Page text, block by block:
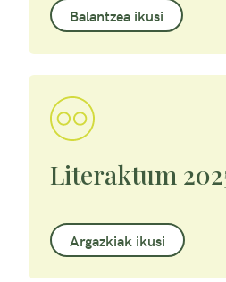
Balantzea ikusi
Literaktum
Argazkiak ikusi